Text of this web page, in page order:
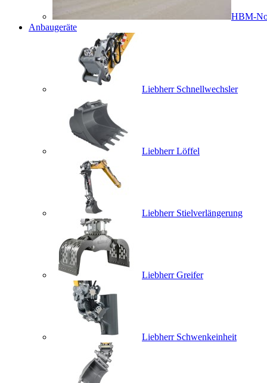
HBM-
Anbaugeräte
Liebherr Schnellwechsler
Liebherr Löffel
Liebherr Stielverlängerung
Liebherr Greifer
Liebherr Schwenkeinheit